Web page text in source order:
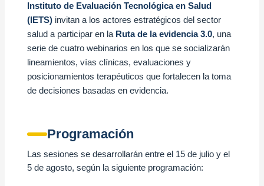
Instituto de Evaluación Tecnológica en Salud
(IETS) invitan a los actores estratégicos del sector
salud a participar en la Ruta de la evidencia 3.0, una
serie de cuatro webinarios en los que se socializarán
lineamientos, vías clínicas, evaluaciones y
posicionamientos terapéuticos que fortalecen la toma
de decisiones basadas en evidencia.
Programación
Las sesiones se desarrollarán entre el 15 de julio y el
5 de agosto, según la siguiente programación: